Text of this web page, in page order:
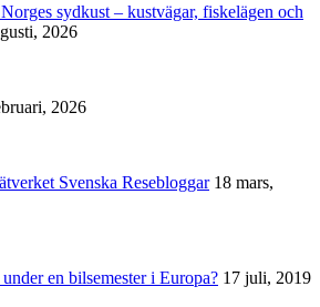
sydkust – kustvägar, fiskelägen och
2026
2026
Svenska Resebloggar 18 mars,
en bilsemester i Europa? 17 juli, 2019